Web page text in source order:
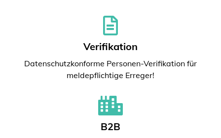
Verifikation
Datenschutzkonforme Personen-Verifikation für
meldepflichtige Erreger!
B2B